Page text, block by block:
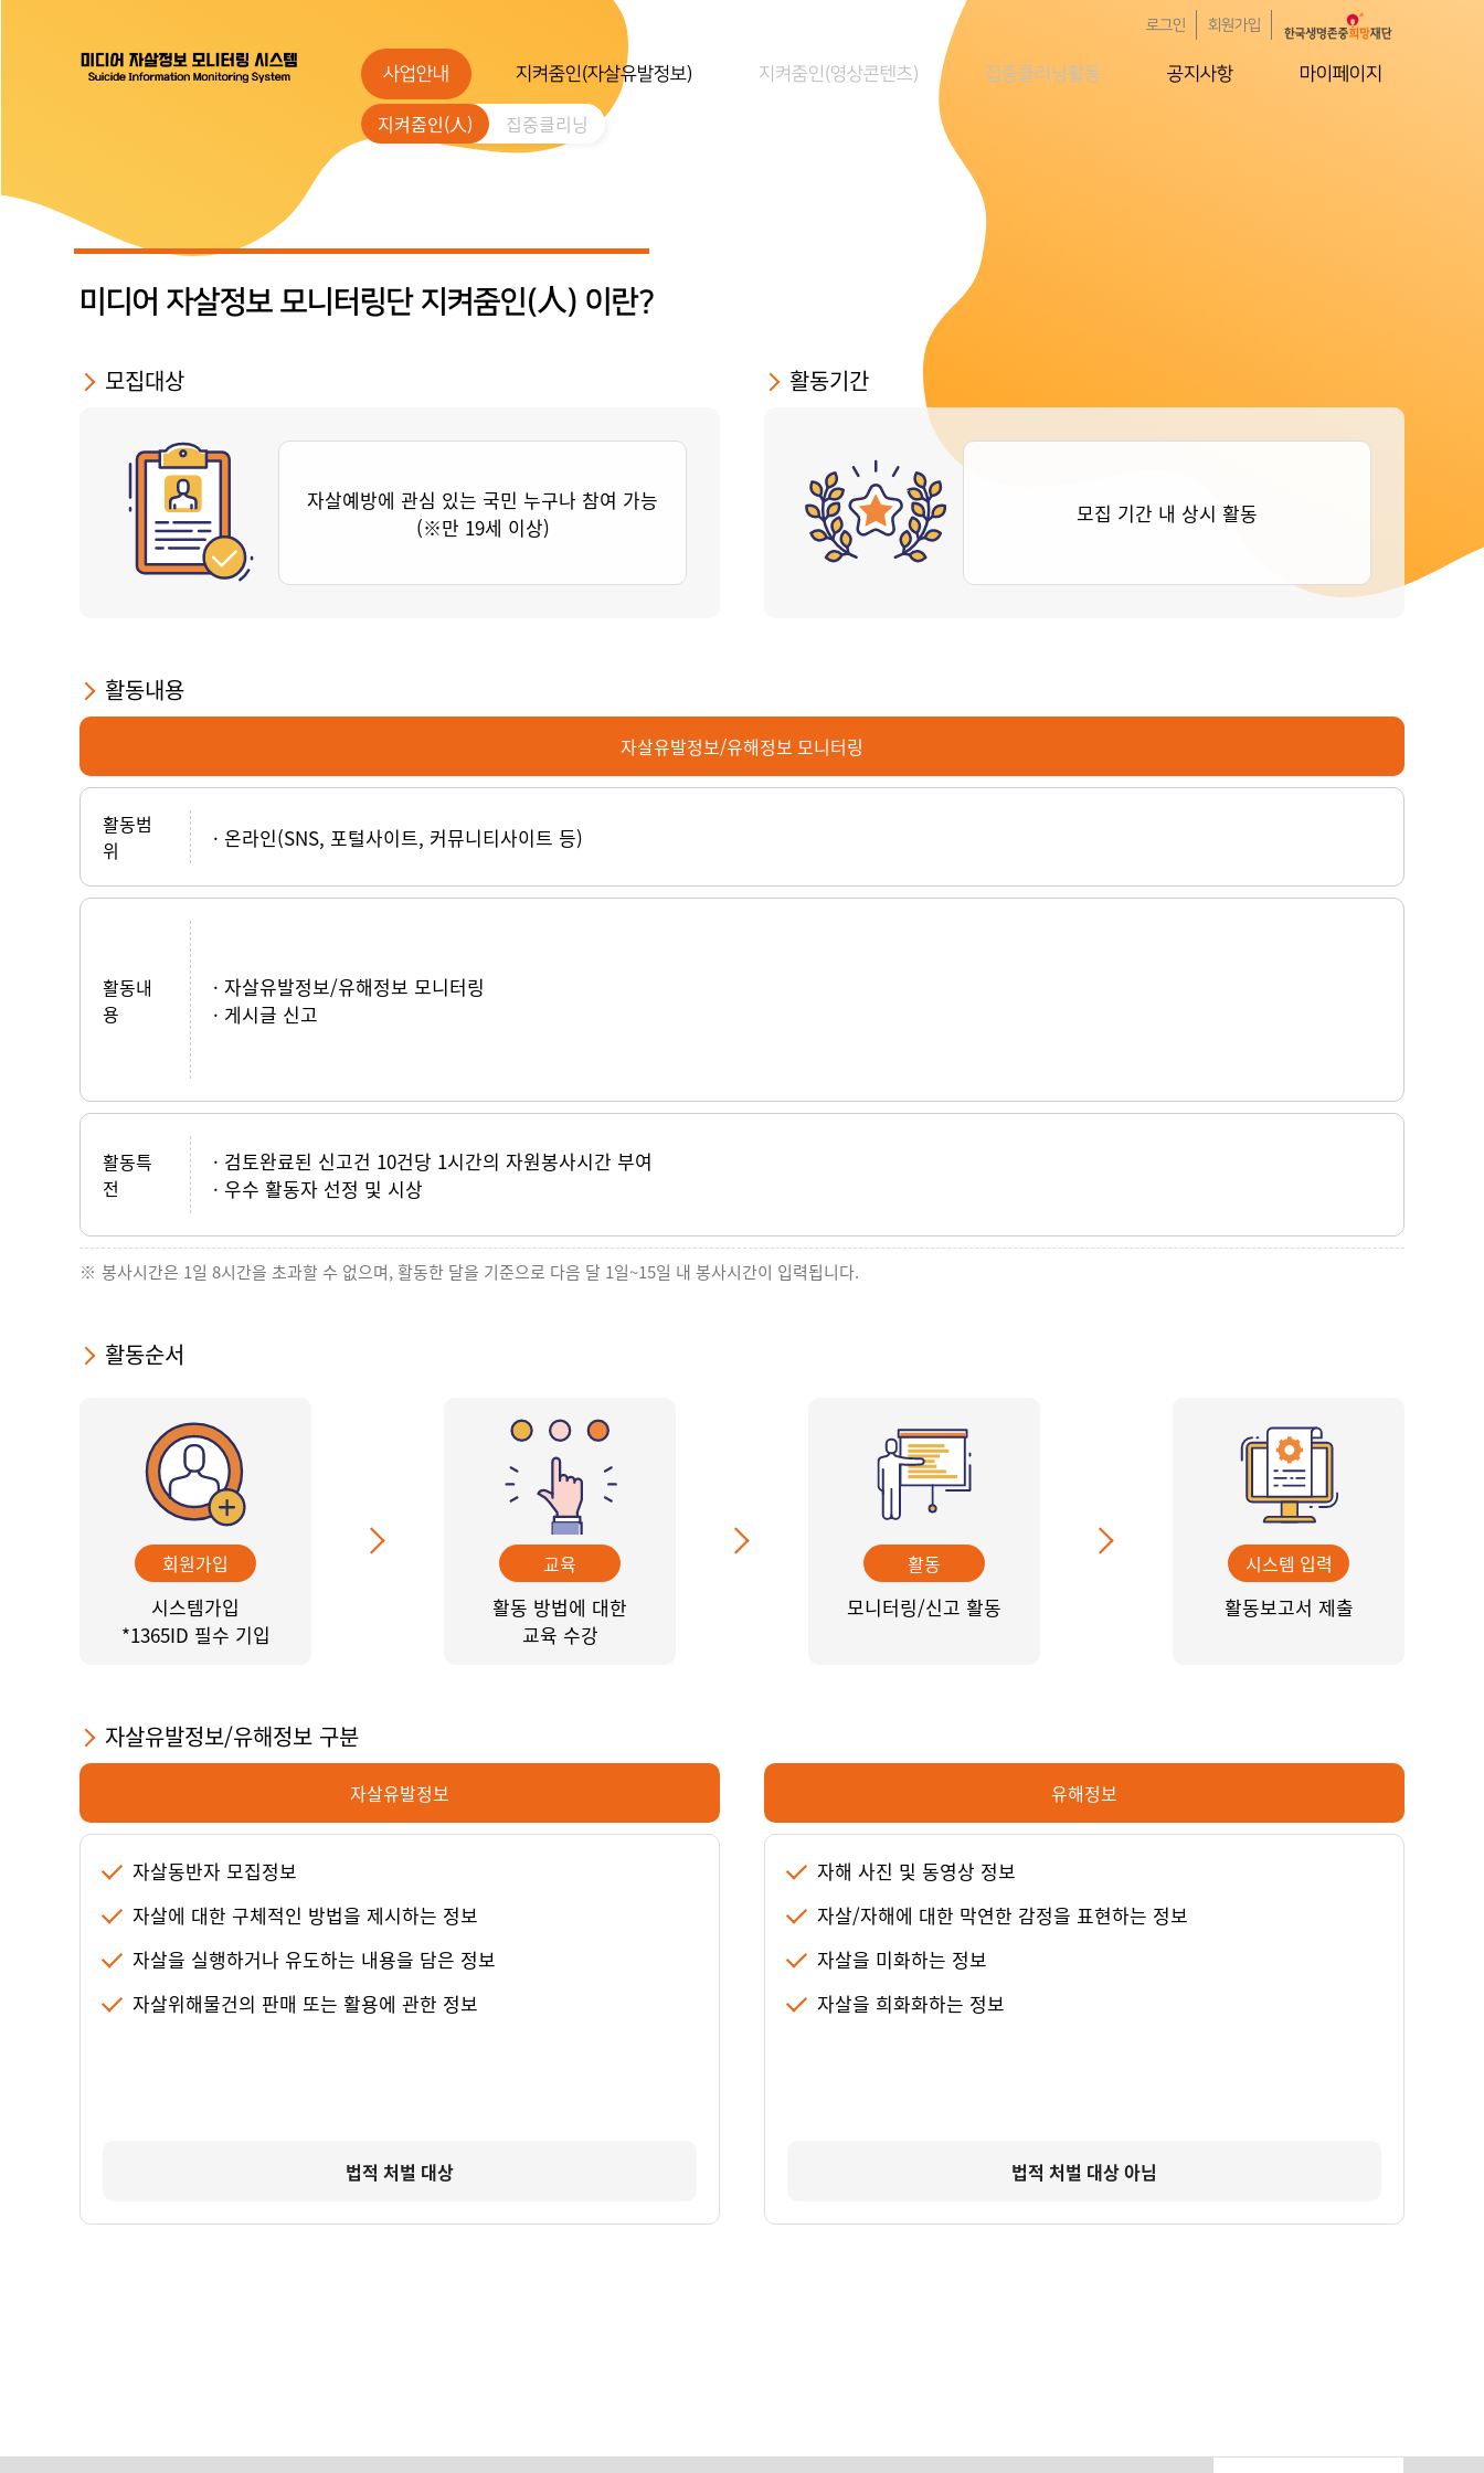
로그인 회원가입
사업안내
지켜줌인(人) 집중클리닝
지켜줌인(자살유발정보) 지켜줌인(영상콘텐츠) 집중클리닝활동 공지사항 마이페이지
미디어 자살정보 모니터링단 지켜줌인(人) 이란?
모집대상
자살예방에 관심 있는 국민 누구나 참여 가능
(※만 19세 이상)
활동기간
모집 기간 내 상시 활동
활동내용
자살유발정보/유해정보 모니터링
활동범
위
온라인(SNS, 포털사이트, 커뮤니티사이트 등)
활동내
용
자살유발정보/유해정보 모니터링
게시글 신고
활동특
전
검토완료된 신고건 10건당 1시간의 자원봉사시간 부여
우수 활동자 선정 및 시상
봉사시간은 1일 8시간을 초과할 수 없으며, 활동한 달을 기준으로 다음 달 1일~15일 내 봉사시간이 입력됩니다.
활동순서
회원가입
시스템가입
*1365ID 필수 기입
교육
활동 방법에 대한
교육 수강
활동
모니터링/신고 활동
시스템 입력
활동보고서 제출
자살유발정보/유해정보 구분
자살유발정보
자살동반자 모집정보
자살에 대한 구체적인 방법을 제시하는 정보
자살을 실행하거나 유도하는 내용을 담은 정보
자살위해물건의 판매 또는 활용에 관한 정보
법적 처벌 대상
유해정보
자해 사진 및 동영상 정보
자살/자해에 대한 막연한 감정을 표현하는 정보
자살을 미화하는 정보
자살을 희화화하는 정보
법적 처벌 대상 아님